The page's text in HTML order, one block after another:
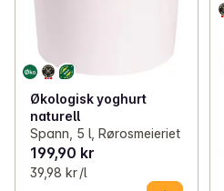
Økologisk yoghurt
naturell
Spann, 5 l, Rørosmeieriet
199,90 kr
39,98 kr /l